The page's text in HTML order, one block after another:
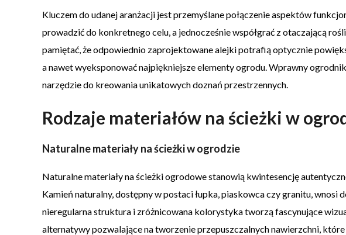
Kluczem do udanej aranżacji jest przemyślane połączenie aspektów
prowadzić do konkretnego celu, a jednocześnie współgrać z otaczającą
pamiętać, że odpowiednio zaprojektowane alejki potrafią optycznie
a nawet wyeksponować najpiękniejsze elementy ogrodu. Wprawny
narzędzie do kreowania unikatowych doznań przestrzennych.
Rodzaje materiałów na ścieżki w
Naturalne materiały na ścieżki w ogrodzie
Naturalne materiały na ścieżki ogrodowe stanowią kwintesencję
Kamień naturalny, dostępny w postaci łupka, piaskowca czy granitu, wnosi
nieregularna struktura i zróżnicowana kolorystyka tworzą fascynujące
alternatywy pozwalające na tworzenie przepuszczalnych nawierzchni,